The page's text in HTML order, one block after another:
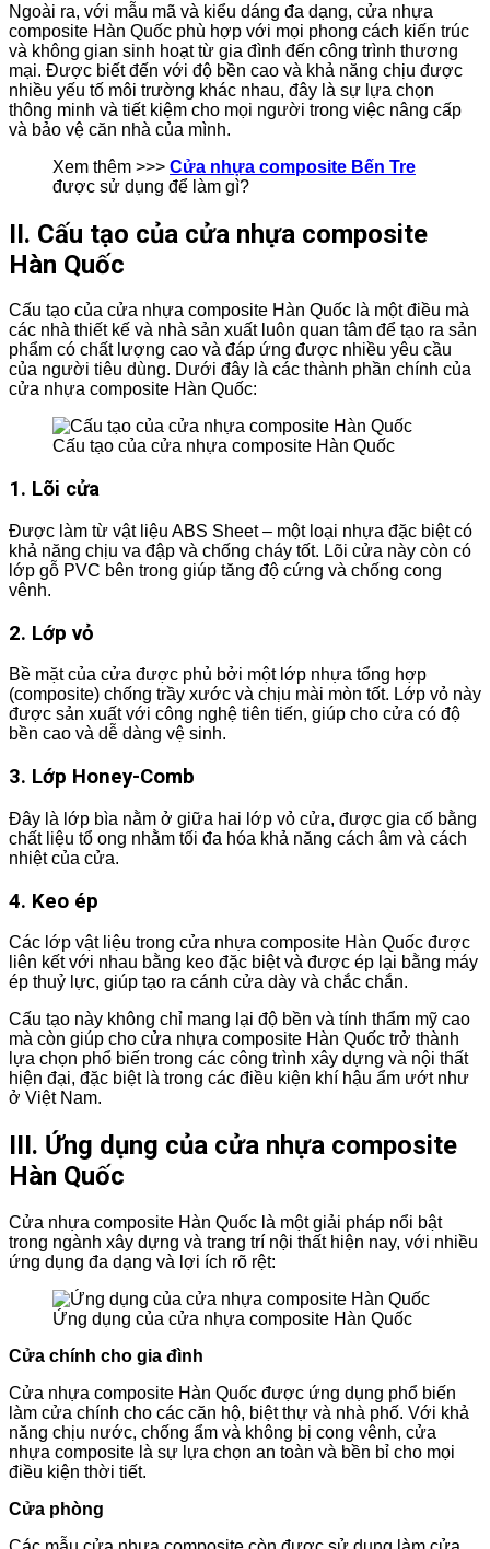
Ngoài ra, với mẫu mã và kiểu dáng đa dạng, cửa nhựa
composite Hàn Quốc phù hợp với mọi phong cách kiến trúc
và không gian sinh hoạt từ gia đình đến công trình thương
mại. Được biết đến với độ bền cao và khả năng chịu được
nhiều yếu tố môi trường khác nhau, đây là sự lựa chọn
thông minh và tiết kiệm cho mọi người trong việc nâng cấp
và bảo vệ căn nhà của mình.
Xem thêm >>> Cửa nhựa composite Bến Tre
được sử dụng để làm gì?
II. Cấu tạo của cửa nhựa composite
Hàn Quốc
Cấu tạo của cửa nhựa composite Hàn Quốc là một điều mà
các nhà thiết kế và nhà sản xuất luôn quan tâm để tạo ra sản
phẩm có chất lượng cao và đáp ứng được nhiều yêu cầu
của người tiêu dùng. Dưới đây là các thành phần chính của
cửa nhựa composite Hàn Quốc:
Cấu tạo của cửa nhựa composite Hàn Quốc
1. Lõi cửa
Được làm từ vật liệu ABS Sheet – một loại nhựa đặc biệt có
khả năng chịu va đập và chống cháy tốt. Lõi cửa này còn có
lớp gỗ PVC bên trong giúp tăng độ cứng và chống cong
vênh.
2. Lớp vỏ
Bề mặt của cửa được phủ bởi một lớp nhựa tổng hợp
(composite) chống trầy xước và chịu mài mòn tốt. Lớp vỏ này
được sản xuất với công nghệ tiên tiến, giúp cho cửa có độ
bền cao và dễ dàng vệ sinh.
3. Lớp Honey-Comb
Đây là lớp bìa nằm ở giữa hai lớp vỏ cửa, được gia cố bằng
chất liệu tổ ong nhằm tối đa hóa khả năng cách âm và cách
nhiệt của cửa.
4. Keo ép
Các lớp vật liệu trong cửa nhựa composite Hàn Quốc được
liên kết với nhau bằng keo đặc biệt và được ép lại bằng máy
ép thuỷ lực, giúp tạo ra cánh cửa dày và chắc chắn.
Cấu tạo này không chỉ mang lại độ bền và tính thẩm mỹ cao
mà còn giúp cho cửa nhựa composite Hàn Quốc trở thành
lựa chọn phổ biến trong các công trình xây dựng và nội thất
hiện đại, đặc biệt là trong các điều kiện khí hậu ẩm ướt như
ở Việt Nam.
III. Ứng dụng của cửa nhựa composite
Hàn Quốc
Cửa nhựa composite Hàn Quốc là một giải pháp nổi bật
trong ngành xây dựng và trang trí nội thất hiện nay, với nhiều
ứng dụng đa dạng và lợi ích rõ rệt:
Ứng dụng của cửa nhựa composite Hàn Quốc
Cửa chính cho gia đình
Cửa nhựa composite Hàn Quốc được ứng dụng phổ biến
làm cửa chính cho các căn hộ, biệt thự và nhà phố. Với khả
năng chịu nước, chống ẩm và không bị cong vênh, cửa
nhựa composite là sự lựa chọn an toàn và bền bỉ cho mọi
điều kiện thời tiết.
Cửa phòng